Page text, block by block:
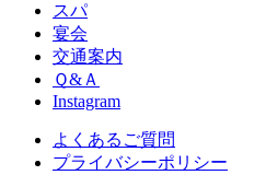
スパ
宴会
交通案内
Ｑ&Ａ
Instagram
よくあるご質問
プライバシーポリシー